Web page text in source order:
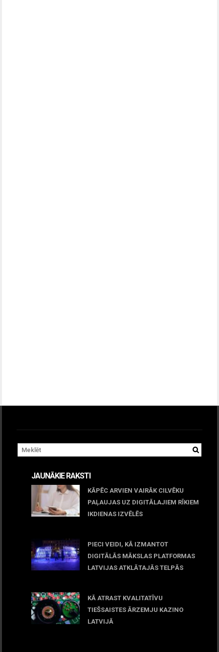
JAUNĀKIE RAKSTI
KĀPĒC ARVIEN VAIRĀK CILVĒKU
PAĻAUJAS UZ DIGITĀLAJIEM RĪKIEM
IKDIENAS IZVĒLĒS
PIECI VEIDI, KĀ IZMANTOT
DIGITĀLĀS MĀKSLAS PLATFORMAS
LATVIJAS ATKLĀTAJĀS TELPĀS
KĀ ATRAST KVALITATĪVU
TIEŠSAISTES ĀRZEMJU KAZINO
LATVIJĀ